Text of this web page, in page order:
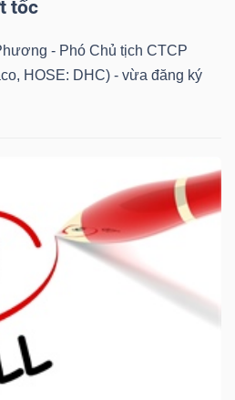
tốc
- Phó Chủ tịch CTCP
HOSE: DHC) - vừa đăng ký